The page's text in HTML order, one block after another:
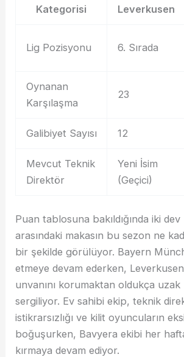
Kategorisi
Leverkusen
Lig Pozisyonu 6. Sırada
Oynanan
Karşılaşma
23
Galibiyet Sayısı 12
Mevcut Teknik
Direktör
Yeni İsim
(Geçici)
Puan tablosuna bakıldığında iki
arasındaki makasın bu sezon ne
bir şekilde görülüyor. Bayern
etmeye devam ederken,
unvanını korumaktan oldukça
sergiliyor. Ev sahibi ekip, teknik
istikrarsızlığı ve kilit oyuncuların
boğuşurken, Bavyera ekibi her
kırmaya devam ediyor.